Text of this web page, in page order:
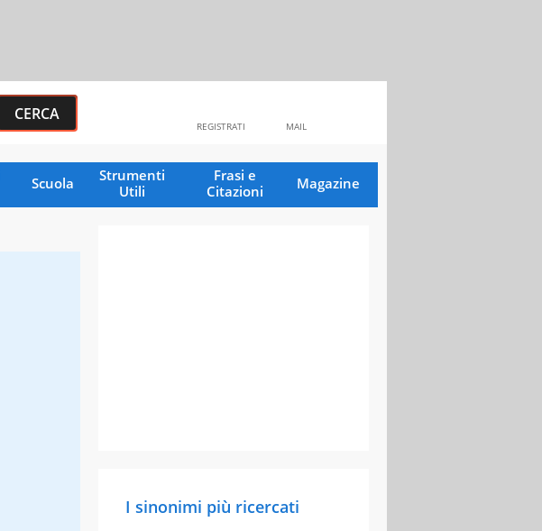
MAIL
REGISTRATI
Scuola
Strumenti
Utili
Frasi e
Citazioni
Magazine
I sinonimi più ricercati